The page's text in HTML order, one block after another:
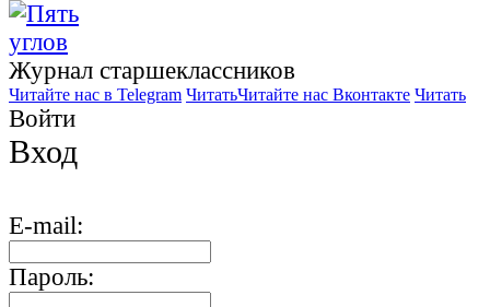
Журнал старшекласcников
Читайте нас в Telegram ЧитатьЧитайте нас Вконтакте Читать
Войти
Вход
E-mail:
Пароль: